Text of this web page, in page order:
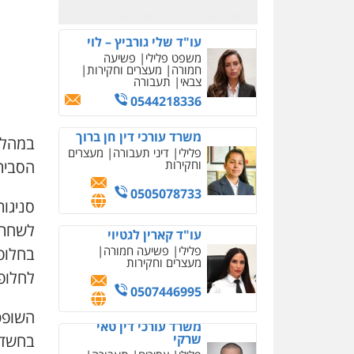
עו"ד שלי גורביץ – לוי
משפט פלילי פשיעה
חמורה מעצרים וחקירות
צבאי תעבורה
0544218336
משרד עורכי דין חן ברוך
פלילי דיני תעבורה מעצרים
וחקירות
0505078733
עו"ד קארין לגטיוי
פלילי פשיעה חמורה
מעצרים וחקירות
0507446995
משרד עורכי דין טאי
שרקי